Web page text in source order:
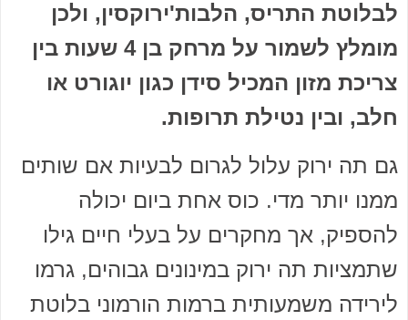
לבלוטת התריס, הלבות'ירוקסין, ולכן
מומלץ לשמור על מרחק בן 4 שעות בין
צריכת מזון המכיל סידן כגון יוגורט או
חלב, ובין נטילת תרופות.
גם תה ירוק עלול לגרום לבעיות אם שותים
ממנו יותר מדי. כוס אחת ביום יכולה
להספיק, אך מחקרים על בעלי חיים גילו
שתמציות תה ירוק במינונים גבוהים, גרמו
לירידה משמעותית ברמות הורמוני בלוטת